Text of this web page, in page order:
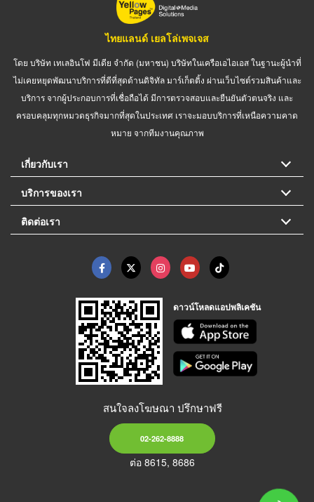
ไทยแลนด์ เยลโล่เพจเจส
โดย บริษัท เทเลอินโฟ มีเดีย จำกัด (มหาชน) บริษัทในเครือเอไอเอส ในฐานะผู้นำที่
ไม่เคยหยุดพัฒนาบริการที่ดีที่สุดด้านดิจิทัล มาร์เก็ตติ้ง ผ่านเว็บไซต์รวมสินค้าและ
บริการ จากผู้ประกอบการที่เชื่อถือได้ มีการตรวจสอบและยืนยันตัวตนจริง และ
ครอบคลุมทุกหมวดธุรกิจมากที่สุดในประเทศ เราจะมอบบริการที่เหนือความคาด
หมาย จากทีมงานคุณภาพ
เกี่ยวกับเรา
บริการของเรา
ติดต่อเรา
ดาวน์โหลดแอปพลิเคชัน
สนใจลงโฆษณา ปรึกษาฟรี
02-262-8888
ต่อ 8615, 8686